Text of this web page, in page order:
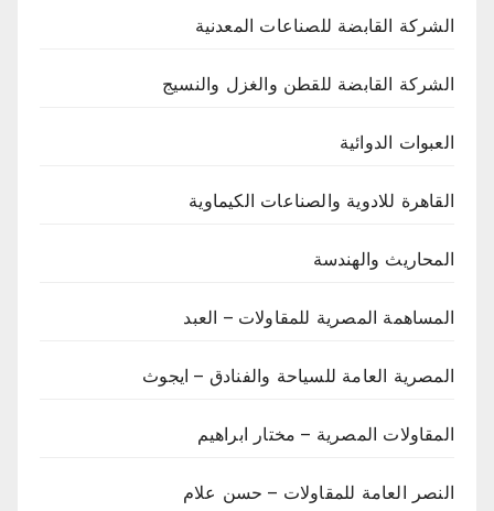
الشركة القابضة للصناعات المعدنية
الشركة القابضة للقطن والغزل والنسيج
العبوات الدوائية
القاهرة للادوية والصناعات الكيماوية
المحاريث والهندسة
المساهمة المصرية للمقاولات – العبد
المصرية العامة للسياحة والفنادق – ايجوث
المقاولات المصرية – مختار ابراهيم
النصر العامة للمقاولات – حسن علام